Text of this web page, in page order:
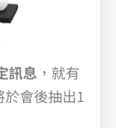
訊息 ，就有
會後抽出1